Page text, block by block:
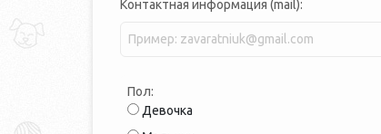
Контактная информация (mail):
Пол:
Девочка